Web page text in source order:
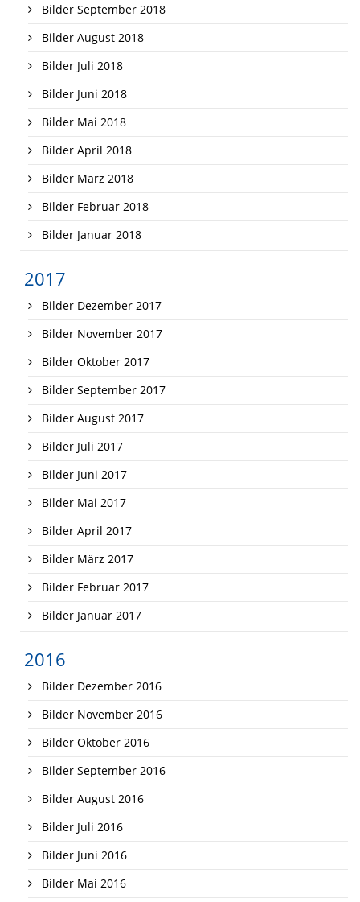
Bilder September 2018
Bilder August 2018
Bilder Juli 2018
Bilder Juni 2018
Bilder Mai 2018
Bilder April 2018
Bilder März 2018
Bilder Februar 2018
Bilder Januar 2018
2017
Bilder Dezember 2017
Bilder November 2017
Bilder Oktober 2017
Bilder September 2017
Bilder August 2017
Bilder Juli 2017
Bilder Juni 2017
Bilder Mai 2017
Bilder April 2017
Bilder März 2017
Bilder Februar 2017
Bilder Januar 2017
2016
Bilder Dezember 2016
Bilder November 2016
Bilder Oktober 2016
Bilder September 2016
Bilder August 2016
Bilder Juli 2016
Bilder Juni 2016
Bilder Mai 2016